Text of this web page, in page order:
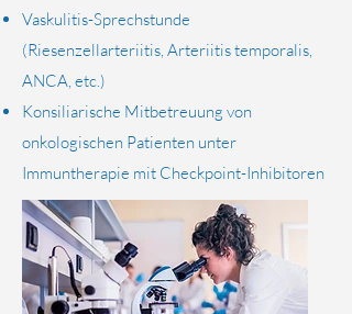
Vaskulitis-Sprechstunde
(Riesenzellarteriitis, Arteriitis temporalis,
ANCA, etc.)
Konsiliarische Mitbetreuung von
onkologischen Patienten unter
Immuntherapie mit Checkpoint-Inhibitoren